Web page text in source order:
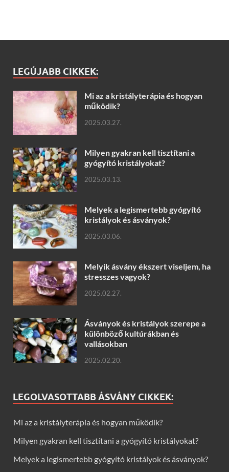
LEGÚJABB CIKKEK:
Mi az a kristályterápia és hogyan
működik?
2025.03.27.
Milyen gyakran kell tisztítani a
gyógyító kristályokat?
2025.03.13.
Melyek a legismertebb gyógyító
kristályok és ásványok?
2025.03.06.
Melyik ásvány ékszert viseljem, ha
stresszes vagyok?
2025.02.27.
Ásványok és kristályok szerepe a
különböző kultúrákban és
vallásokban
2025.02.20.
LEGOLVASOTTABB ÁSVÁNY CIKKEK:
Mi az a kristályterápia és hogyan működik?
Milyen gyakran kell tisztítani a gyógyító kristályokat?
Melyek a legismertebb gyógyító kristályok és ásványok?